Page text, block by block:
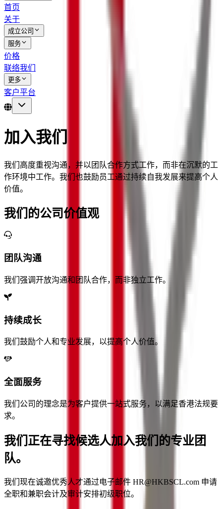
首页
关于
成立公司
服务
价格
联络我们
更多
客户平台
加入我们
我们高度重视沟通，并以团队合作方式工作，而非在沉默的工
作环境中工作。我们也鼓励员工通过持续自我发展来提高个人
价值。
我们的公司价值观
团队沟通
我们强调开放沟通和团队合作，而非独立工作。
持续成长
我们鼓励个人和专业发展，以提高个人价值。
全面服务
我们公司的理念是为客户提供一站式服务，以满足香港法规要
求。
我们正在寻找候选人加入我们的专业团
队。
我们现在诚邀优秀人才通过电子邮件 HR@HKBSCL.com 申请
全职和兼职会计及审计安排初级职位。